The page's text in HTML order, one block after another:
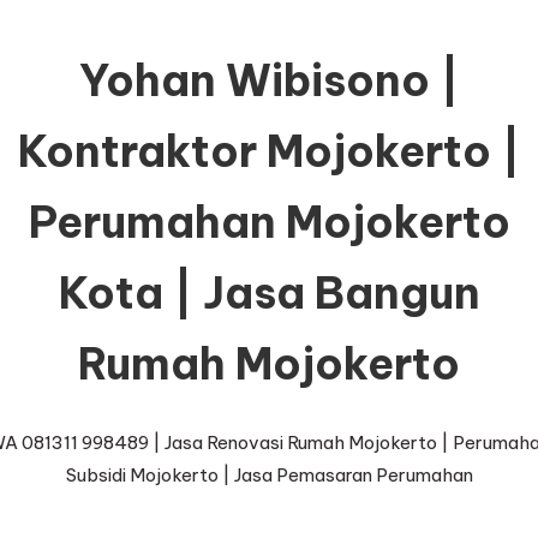
Yohan Wibisono |
Kontraktor Mojokerto |
Perumahan Mojokerto
Kota | Jasa Bangun
Rumah Mojokerto
081311 998489 | Jasa Renovasi Rumah Mojokerto |
Subsidi Mojokerto | Jasa Pemasaran Perumahan